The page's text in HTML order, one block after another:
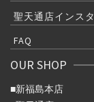
聖天通店インスタ
FAQ
OUR SHOP
■新福島本店